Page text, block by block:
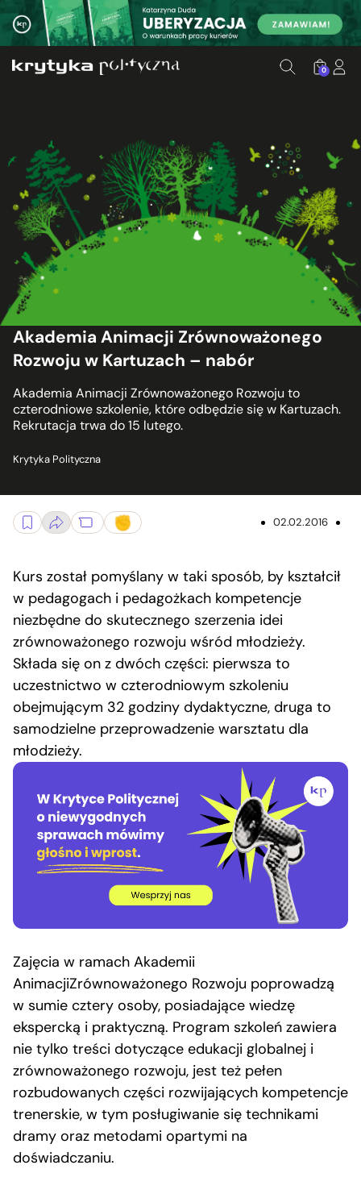
0
Akademia Animacji Zrównoważonego
Rozwoju w Kartuzach – nabór
Akademia Animacji Zrównoważonego Rozwoju to
czterodniowe szkolenie, które odbędzie się w Kartuzach.
Rekrutacja trwa do 15 lutego.
Krytyka Polityczna
02.02.2016
Kurs został pomyślany w taki sposób, by kształcił
w pedagogach i pedagożkach kompetencje
niezbędne do skutecznego szerzenia idei
zrównoważonego rozwoju wśród młodzieży.
Składa się on z dwóch części: pierwsza to
uczestnictwo w czterodniowym szkoleniu
obejmującym 32 godziny dydaktyczne, druga to
samodzielne przeprowadzenie warsztatu dla
młodzieży.
Zajęcia w ramach Akademii
AnimacjiZrównoważonego Rozwoju poprowadzą
w sumie cztery osoby, posiadające wiedzę
ekspercką i praktyczną. Program szkoleń zawiera
nie tylko treści dotyczące edukacji globalnej i
zrównoważonego rozwoju, jest też pełen
rozbudowanych części rozwijających kompetencje
trenerskie, w tym posługiwanie się technikami
dramy oraz metodami opartymi na
doświadczaniu.